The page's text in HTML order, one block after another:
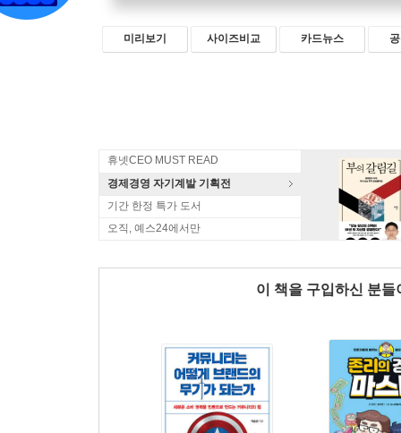
미리보기 사이즈비교 카드뉴스
휴넷CEO MUST READ
경제경영 자기계발 기획전
기간 한정 특가 도서
오직, 예스24에서만
이 책을 구입하신 분